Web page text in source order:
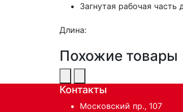
Загнутая рабочая
Длина:
Похожие товары
Контакты
Московский пр., 107